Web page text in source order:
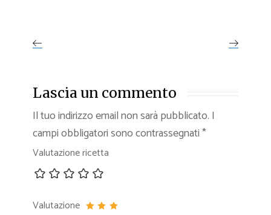
Lascia un commento
Il tuo indirizzo email non sarà pubblicato. I
campi obbligatori sono contrassegnati*
Valutazione ricetta
Valutazione